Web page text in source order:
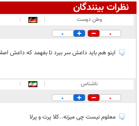
نظرات بینندگان
در انتظار بررسی:
وطن دوست |
|
0
0
اینو هم باید داعش سر ببرد تا بفهمد که داعش
ناشناس |
|
0
0
معلوم نیست چی میزنه..کلا پرت و پرلا